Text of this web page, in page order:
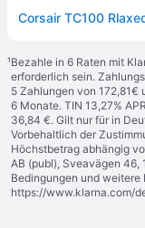
¹Bezahle in 6 Raten mit
erforderlich sein.
5 Zahlungen von
6 Monate. TIN 13,27%
36,84 €. Gilt nur für in
Vorbehaltlich der
Höchstbetrag abhängig
AB (publ), Sveavägen 46,
Bedingungen und weitere
https://www.klarna.com/